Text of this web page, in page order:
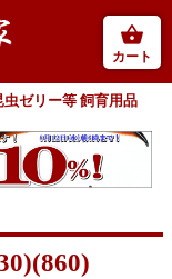
カート
ゼリー等 飼育用品